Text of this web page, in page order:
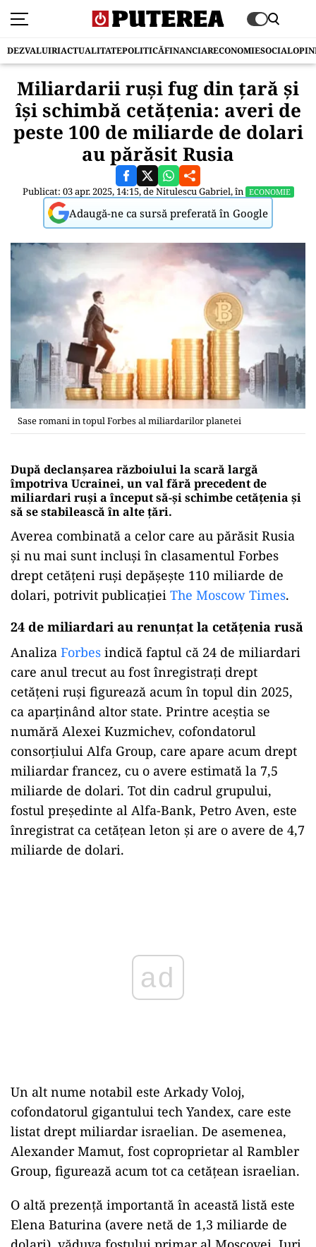
DEZVALUIRIACTUALITATEPOLITICĂFINANCIARECONOMIESOCIAL
Miliardarii ruși fug din țară și
își schimbă cetățenia: averi de
peste 100 de miliarde de dolari
au părăsit Rusia
Publicat: 03 apr. 2025, 14:15, deNitulescu Gabriel, în ECONOMIE
Adaugă-ne ca sursă preferată în Google
Sase romani in topul Forbes al miliardarilor planetei
După declanșarea războiului la scară largă
împotriva Ucrainei, un val fără precedent de
miliardari ruși a început să-și schimbe cetățenia și
să se stabilească în alte țări.
Averea combinată a celor care au părăsit Rusia
și nu mai sunt incluși în clasamentul Forbes
drept cetățeni ruși depășește 110 miliarde de
dolari, potrivit publicației The Moscow Times.
24 de miliardari au renunțat la cetățenia rusă
Analiza Forbes indică faptul că 24 de miliardari
care anul trecut au fost înregistrați drept
cetățeni ruși figurează acum în topul din 2025,
ca aparținând altor state. Printre aceștia se
numără Alexei Kuzmichev, cofondatorul
consorțiului Alfa Group, care apare acum drept
miliardar francez, cu o avere estimată la 7,5
miliarde de dolari. Tot din cadrul grupului,
fostul președinte al Alfa-Bank, Petro Aven, este
înregistrat ca cetățean leton și are o avere de 4,7
miliarde de dolari.
Un alt nume notabil este Arkady Voloj,
cofondatorul gigantului tech Yandex, care este
listat drept miliardar israelian. De asemenea,
Alexander Mamut, fost coproprietar al Rambler
Group, figurează acum tot ca cetățean israelian.
O altă prezență importantă în această listă este
Elena Baturina (avere netă de 1,3 miliarde de